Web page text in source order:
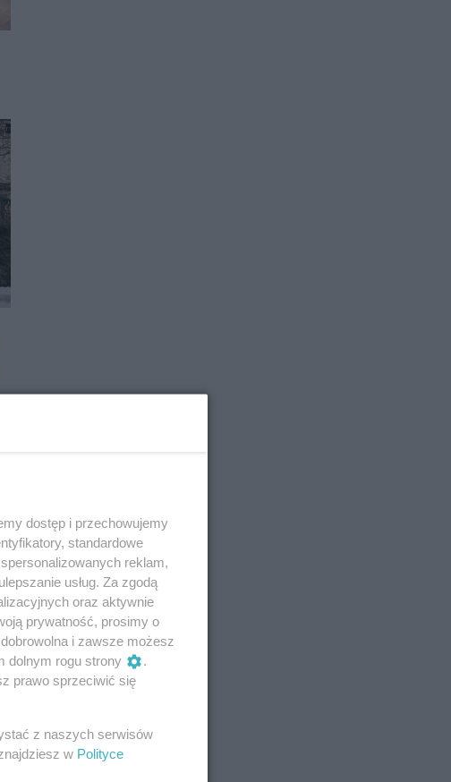
dostęp i przechowujemy
standardowe
reklam,
usług. Za zgodą
oraz aktywnie
prywatność, prosimy o
i zawsze możesz
dolnym rogu strony
.
prawo sprzeciwić się
z naszych serwisów
w Polityce